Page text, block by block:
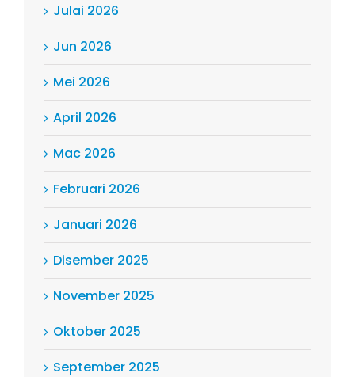
Julai 2026
Jun 2026
Mei 2026
April 2026
Mac 2026
Februari 2026
Januari 2026
Disember 2025
November 2025
Oktober 2025
September 2025